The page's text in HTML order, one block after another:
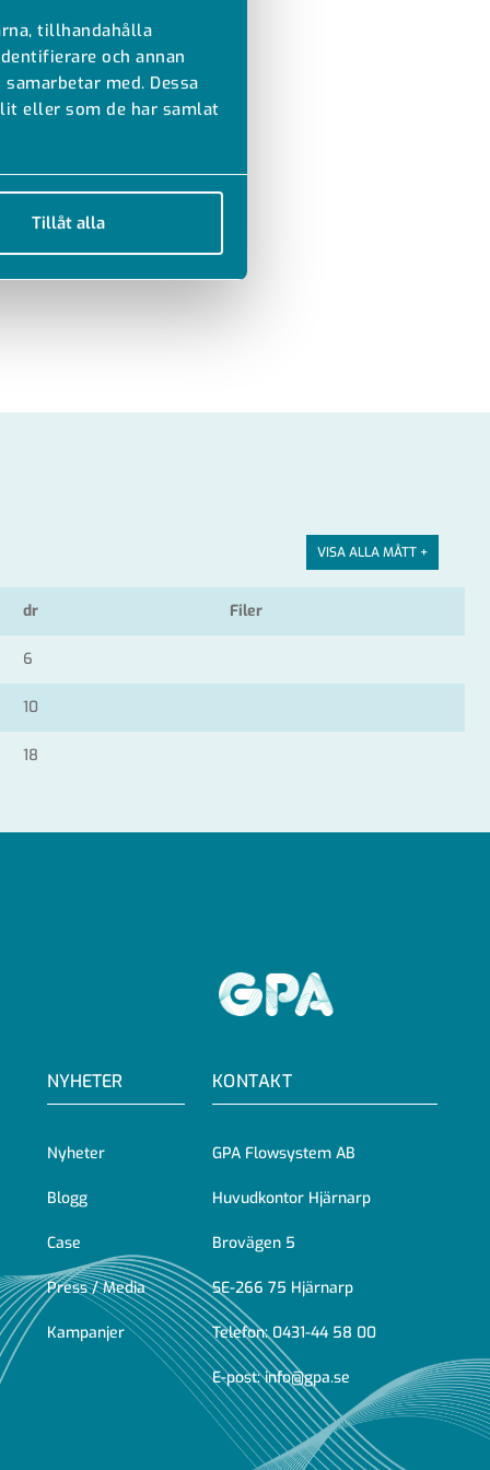
tillhandahålla
och annan
med. Dessa
eller som de har samlat
Tillåt alla
VISA ALLA MÅTT +
dr Filer
6
10
18
NYHETER
Nyheter
Blogg
Case
Press / Media
Kampanjer
KONTAKT
GPA Flowsystem AB
Huvudkontor Hjärnarp
Brovägen 5
SE-266 75 Hjärnarp
Telefon:0431-44 58 00
E-post:info@gpa.se